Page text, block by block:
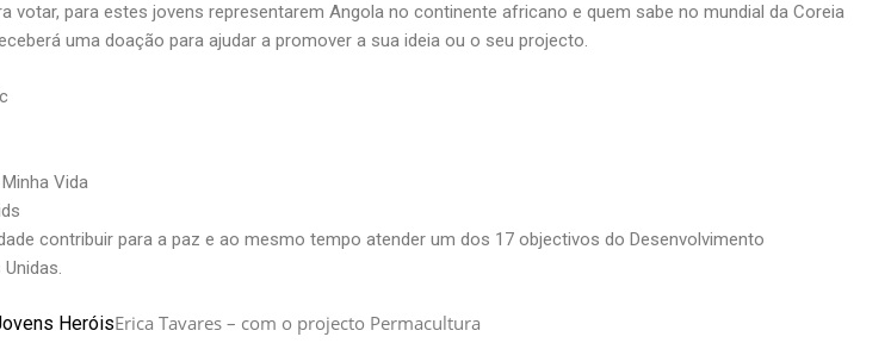
votar, para estes jovens representarem Angola no continente africano e quem sabe no mundial da Coreia
uma doação para ajudar a promover a sua ideia ou o seu projecto.
Vida
contribuir para a paz e ao mesmo tempo atender um dos 17 objectivos do Desenvolvimento
HeróisErica Tavares – com o projecto Permacultura